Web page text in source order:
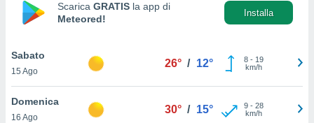
nella
il tuo
in
Scarica GRATIS la app di
Meteored!
Installa
Sabato
15 Ago
26° / 12° 8- 19
km/h
Domenica
16 Ago
30° / 15° 9- 28
km/h